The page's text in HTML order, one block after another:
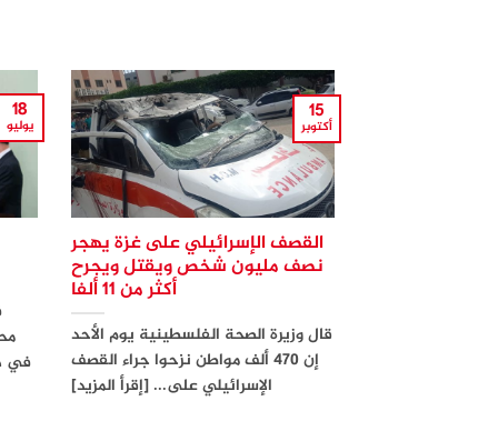
القصف الإسرائيلي على غزة يهجر
نصف مليون شخص ويقتل ويجرح
أكثر من 11 ألفا
قال وزيرة الصحة الفلسطينية يوم الأحد
إن 470 ألف مواطن نزحوا جراء القصف
الإسرائيلي على... [إقرأ المزيد]
15
أكتوبر
في
18
يوليو